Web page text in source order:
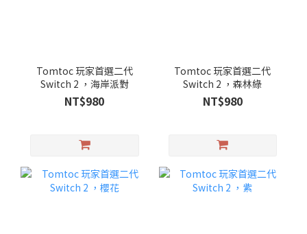
Tomtoc 玩家首選二代
Switch 2 ，海岸派對
NT$980
Tomtoc 玩家首選二代
Switch 2 ，森林綠
NT$980